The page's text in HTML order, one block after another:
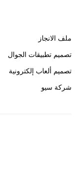
ملف الانجاز
تصميم تطبيقات الجوال
تصميم ألعاب إلكترونية
شركة سيو